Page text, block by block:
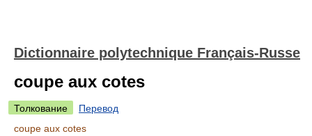
Dictionnaire polytechnique Français-Russe
coupe aux cotes
Толкование
Перевод
coupe aux cotes